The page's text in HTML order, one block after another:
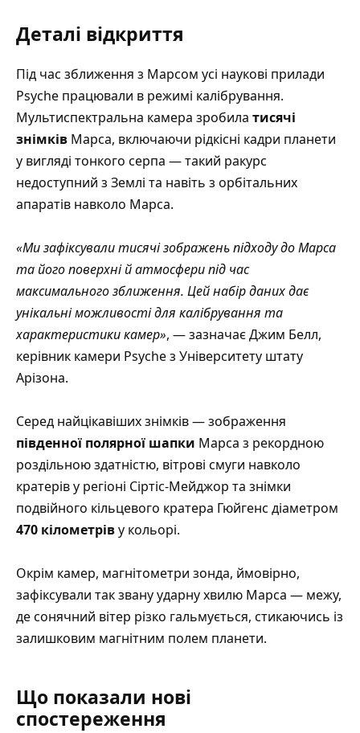
Деталі відкриття
Під час зближення з Марсом усі наукові прилади
Psyche працювали в режимі калібрування.
Мультиспектральна камера зробила тисячі
знімків Марса, включаючи рідкісні кадри планети
у вигляді тонкого серпа — такий ракурс
недоступний з Землі та навіть з орбітальних
апаратів навколо Марса.
«Ми зафіксували тисячі зображень підходу до Марса
та його поверхні й атмосфери під час
максимального зближення. Цей набір даних дає
унікальні можливості для калібрування та
характеристики камер», — зазначає Джим Белл,
керівник камери Psyche з Університету штату
Арізона.
Серед найцікавіших знімків — зображення
південної полярної шапки Марса з рекордною
роздільною здатністю, вітрові смуги навколо
кратерів у регіоні Сіртіс-Мейджор та знімки
подвійного кільцевого кратера Гюйгенс діаметром
470 кілометріву кольорі.
Окрім камер, магнітометри зонда, ймовірно,
зафіксували так звануударну хвилю Марса — межу,
десонячний вітер різко гальмується, стикаючись із
залишковим магнітним полем планети.
Що показали нові
спостереження